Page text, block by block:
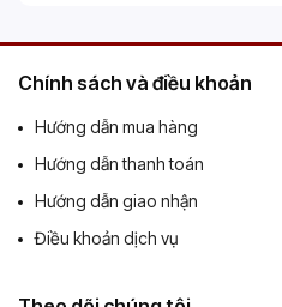
Chính sách và điều khoản
Hướng dẫn mua hàng
Hướng dẫn thanh toán
Hướng dẫn giao nhận
Điều khoản dịch vụ